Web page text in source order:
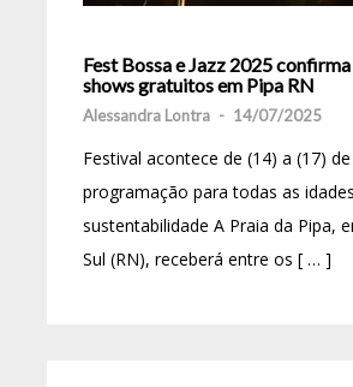
Fest Bossa e Jazz 2025
shows gratuitos em Pipa RN
Alessandra Lontra - 14/07/2025
Festival acontece de (14) a (17)
programação para todas as
sustentabilidade A Praia da Pipa,
Sul (RN), receberá entre os [ … ]